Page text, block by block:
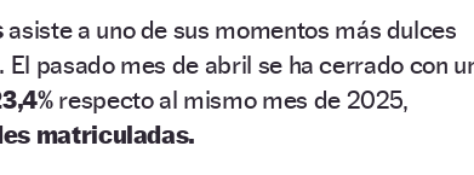
asiste a uno de sus momentos más dulces
El pasado mes de abril se ha cerrado con
respecto al mismo mes de 2025,
matriculadas.